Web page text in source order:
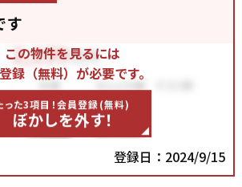
す
この物件を見るには
録（無料）が必要です。
った3項目！会員登録(無料)
ぼかしを外す！
登録日：2024/9/15